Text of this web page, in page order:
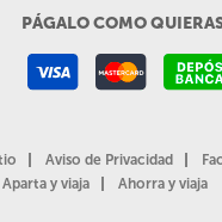
PÁGALO COMO
Aviso de Privacidad
Aparta y viaja
Ahorra y viaja